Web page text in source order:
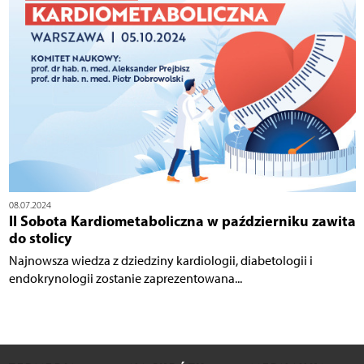
08.07.2024
II Sobota Kardiometaboliczna w październiku zawita
do stolicy
Najnowsza wiedza z dziedziny kardiologii, diabetologii i
endokrynologii zostanie zaprezentowana...